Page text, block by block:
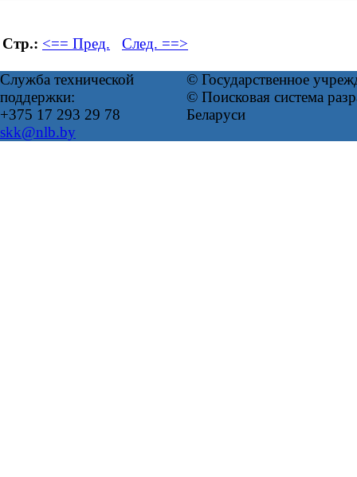
Стр.: <== Пред. След. ==>
Служба технической
поддержки:
+375 17 293 29 78
skk@nlb.by
© Государственное
© Поисковая система
Беларуси